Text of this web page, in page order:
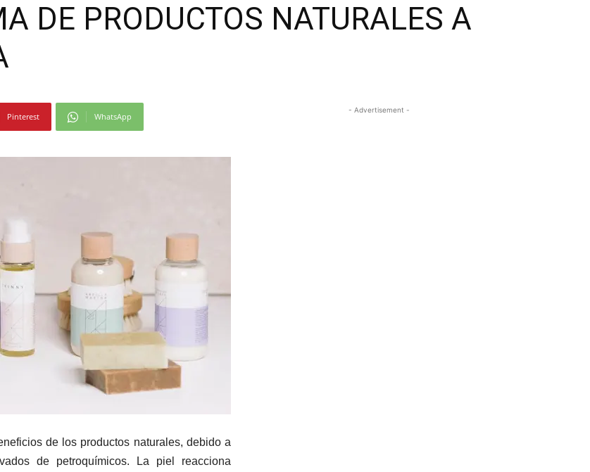
DE PRODUCTOS NATURALES A
Pinterest WhatsApp
de los productos naturales, debido a
de petroquí­micos. La piel reacciona
- Advertisement -